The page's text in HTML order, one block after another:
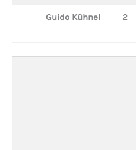
Guido Kühnel 2